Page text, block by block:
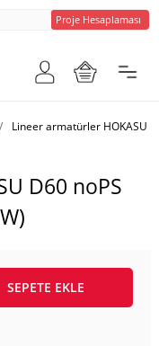
Proje Hesaplaması
/ Lineer armatürler HOKASU
D60 noPS
SEPETE EKLE